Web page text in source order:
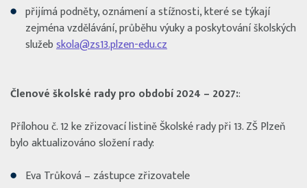
přijímá podněty, oznámení a stížnosti, které se týkají
zejména vzdělávání, průběhu výuky a poskytování školských
služebskola@zs13.plzen-edu.cz
Členové školské rady pro období 2024 – 2027::
Přílohou č. 12 ke zřizovací listině Školské rady při 13. ZŠ Plzeň
bylo aktualizováno složení rady:
Eva Trůková – zástupce zřizovatele